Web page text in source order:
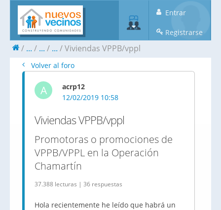
Entrar
Registrarse
... ... ... Viviendas VPPB/vppl
Volver al foro
A
acrp12
12/02/2019 10:58
Viviendas VPPB/vppl
Promotoras o promociones de
VPPB/VPPL en la Operación
Chamartín
37.388 lecturas | 36 respuestas
Hola recientemente he leído que habrá un